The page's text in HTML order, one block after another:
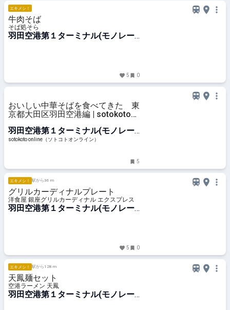
エキメシ！
牛肉そば
そば処そら
羽田空港第１ターミナル(モノレー
5 0
おいしい中華そばを食べてきた 東
京都大田区羽田空港編 | sotokoto
羽田空港第１ターミナル(モノレー
ル)駅
sotokoto online（ソトコトオンライン）
5
エキメシ！ 駅から36 m
グリルカーディナルプレート
洋食屋 銀座グリルカーディナル エクスプレス
羽田空港第１ターミナル(モノレー
5 0
エキメシ！ 駅から128 m
天鳳麺セット
空港ラーメン 天鳳
羽田空港第１ターミナル(モノレー